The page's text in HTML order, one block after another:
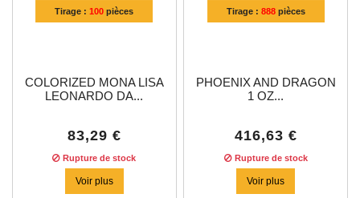
Tirage :100 pièces
COLORIZED MONA LISA
LEONARDO DA...
83,29 €
Rupture de stock
Voir plus
Tirage : 888pièces
PHOENIX AND DRAGON
1 OZ...
416,63 €
Rupture de stock
Voir plus